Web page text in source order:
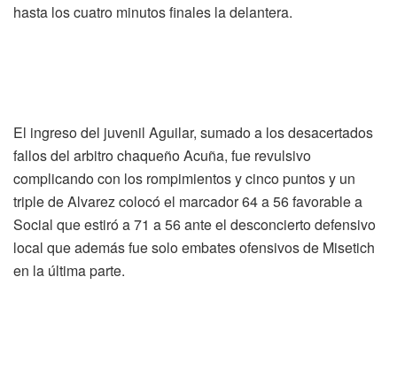
hasta los cuatro minutos finales la delantera.
El ingreso del juvenil Aguilar, sumado a los desacertados
fallos del arbitro chaqueño Acuña, fue revulsivo
complicando con los rompimientos y cinco puntos y un
triple de Alvarez colocó el marcador 64 a 56 favorable a
Social que estiró a 71 a 56 ante el desconcierto defensivo
local que además fue solo embates ofensivos de Misetich
en la última parte.